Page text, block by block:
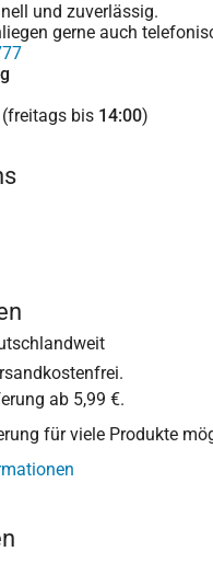
und zuverlässig.
gerne auch
(freitags bis 14:00)
ab 5,99 €.
für viele Produkte